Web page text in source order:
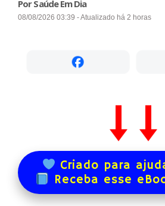
Por Saúde Em Dia
08/08/2026 03:39 - Atualizado há 2 horas
Criado para
Receba esse